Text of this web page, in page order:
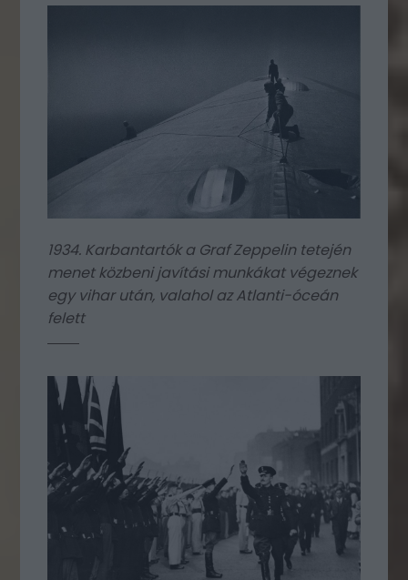
1934. Karbantartók a Graf Zeppelin tetején
menet közbeni javítási munkákat végeznek
egy vihar után, valahol az Atlanti-óceán
felett